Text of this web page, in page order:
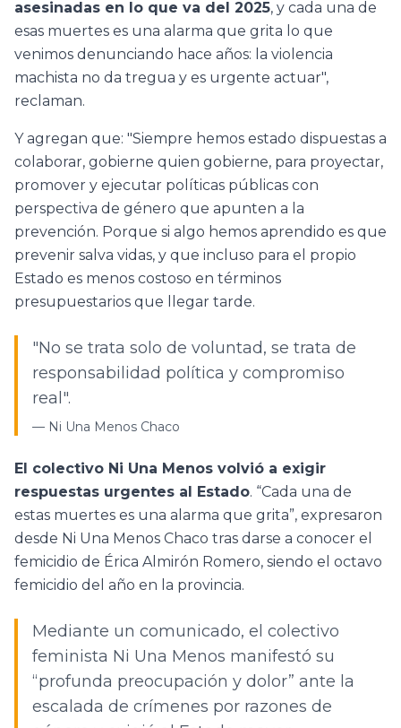
asesinadas en lo que va del 2025, y cada una de
esas muertes es una alarma que grita lo que
venimos denunciando hace años: la violencia
machista no da tregua y es urgente actuar",
reclaman.
Y agregan que: "Siempre hemos estado dispuestas a
colaborar, gobierne quien gobierne, para proyectar,
promover y ejecutar políticas públicas con
perspectiva de género que apunten a la
prevención. Porque si algo hemos aprendido es que
prevenir salva vidas, y que incluso para el propio
Estado es menos costoso en términos
presupuestarios que llegar tarde.
"No se trata solo de voluntad, se trata de
responsabilidad política y compromiso
real".
— Ni Una Menos Chaco
El colectivo Ni Una Menos volvió a exigir
respuestas urgentes al Estado. “Cada una de
estas muertes es una alarma que grita”, expresaron
desde Ni Una Menos Chaco tras darse a conocer el
femicidio de Érica Almirón Romero, siendo el octavo
femicidio del año en la provincia.
Mediante un comunicado, el colectivo
feminista Ni Una Menos manifestó su
“profunda preocupación y dolor” ante la
escalada de crímenes por razones de